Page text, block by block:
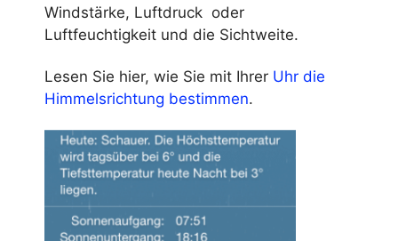
Windstärke, Luftdruck oder
Luftfeuchtigkeit und die Sichtweite.
Lesen Sie hier, wie Sie mit Ihrer Uhr die
Himmelsrichtung bestimmen.